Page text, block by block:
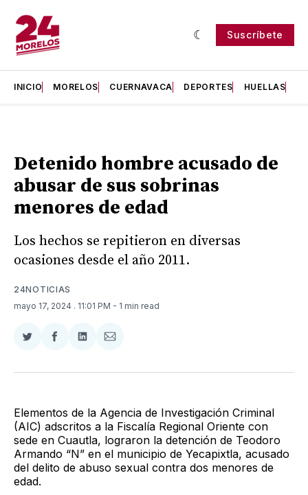
Suscríbete
INICIO MORELOS CUERNAVACA DEPORTES HUELLAS
Detenido hombre acusado de
abusar de sus sobrinas
menores de edad
Los hechos se repitieron en diversas
ocasiones desde el año 2011.
24NOTICIAS
mayo 17, 2024 . 11:01 PM - 1 min read
Compartir
Twitter
Compartir
Facebook
Compartir
LinkedIn
Compartir
Email
Elementos de la Agencia de Investigación Criminal
(AIC) adscritos a la Fiscalía Regional Oriente con
sede en Cuautla, lograron la detención de Teodoro
Armando “N” en el municipio de Yecapixtla, acusado
del delito de abuso sexual contra dos menores de
edad.